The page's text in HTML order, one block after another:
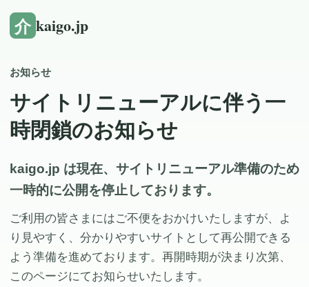
介 kaigo.jp
お知らせ
サイトリニューアルに伴う一
時閉鎖のお知らせ
kaigo.jp は現在、サイトリニューアル準備のため
一時的に公開を停止しております。
ご利用の皆さまにはご不便をおかけいたしますが、よ
り見やすく、分かりやすいサイトとして再公開できる
よう準備を進めております。再開時期が決まり次第、
このページにてお知らせいたします。